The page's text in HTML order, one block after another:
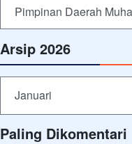
Pimpinan Daerah
Arsip 2026
Januari
Paling Dikomentari